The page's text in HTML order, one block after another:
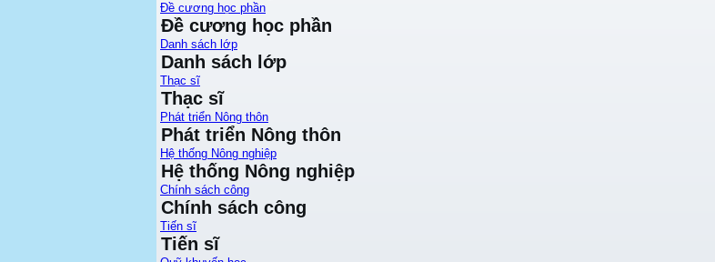
Đề cương học phần
Đề cương học phần
Danh sách lớp
Danh sách lớp
Thạc sĩ
Thạc sĩ
Phát triển Nông thôn
Phát triển Nông thôn
Hệ thống Nông nghiệp
Hệ thống Nông nghiệp
Chính sách công
Chính sách công
Tiến sĩ
Tiến sĩ